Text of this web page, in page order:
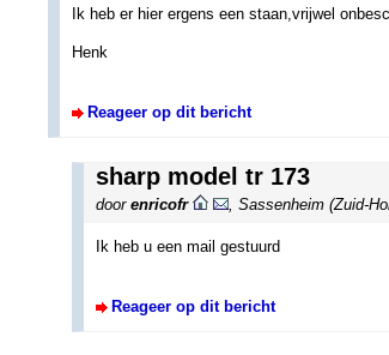
Ik heb er hier ergens een staan,vrijwel
Henk
Reageer op dit bericht
sharp model tr 173
door enricofr Sassenheim (Zuid-
Ik heb u een mail gestuurd
Reageer op dit bericht